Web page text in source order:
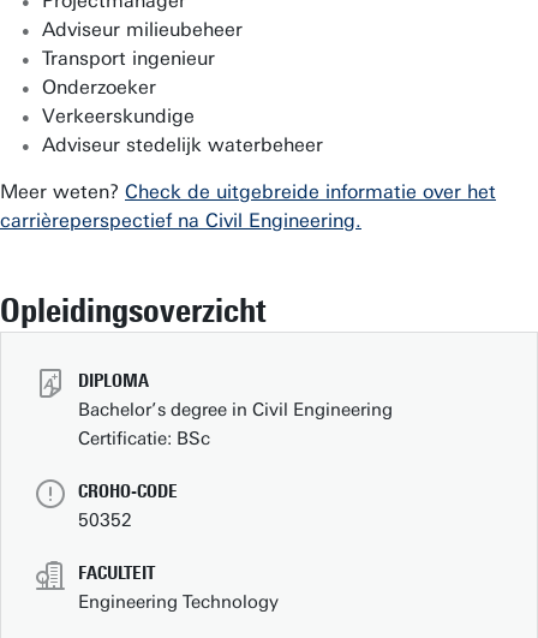
Adviseur milieubeheer
Transport ingenieur
Onderzoeker
Verkeerskundige
Adviseur stedelijk waterbeheer
Meer weten? Check de uitgebreide informatie over het
carrièreperspectief na Civil Engineering.
Opleidingsoverzicht
DIPLOMA
Bachelor’s degree in Civil Engineering
Certificatie: BSc
CROHO-CODE
50352
FACULTEIT
Engineering Technology